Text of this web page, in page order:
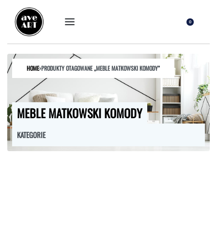
0
HOME›PRODUKTY OTAGOWANE „MEBLE MATKOWSKI KOMODY”
MEBLE MATKOWSKI KOMODY
KATEGORIE